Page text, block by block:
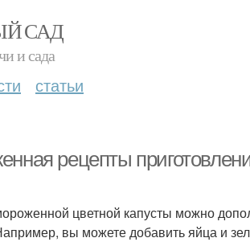
САД
и сада
статьи
рецепты
цветной капусты можно
вы можете добавить яйца и